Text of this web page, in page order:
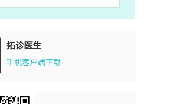
拓诊医生
手机客户端下载